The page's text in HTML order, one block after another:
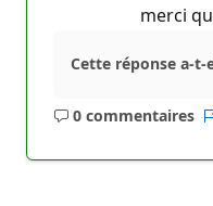
merci
Cette réponse a-t-
0 commentaires
Aucun